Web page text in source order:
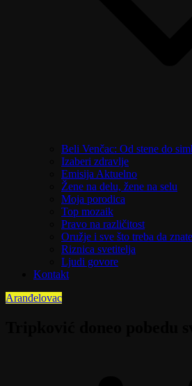
Beli Venčac: Od stene do
Izaberi zdravlje
Emisija Aktuelno
Žene na delu, žene na selu
Moja porodica
Top mozaik
Pravo na različitost
Oružje i sve što treba da
Riznica svetitelja
Ljudi govore
Kontakt
Aranđelovac